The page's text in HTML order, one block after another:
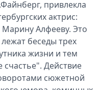
привлекла
актрис:
Алфееву. Это
беседы трех
жизни и тем
Действие
сюжетной